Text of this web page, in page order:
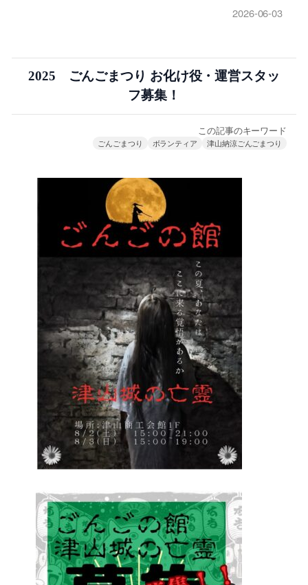
2026-06-03
2025 ごんごまつり お化け役・運営スタッ
フ募集！
この記事のキーワード
ごんごまつり ボランティア 津山納涼ごんごまつり